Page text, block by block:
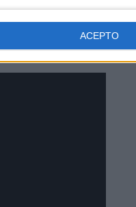
ACEPTO
y dos dosis al
cumplen, a